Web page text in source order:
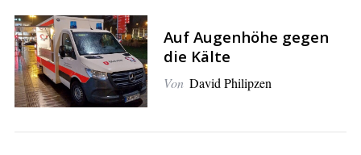
Auf Augenhöhe gegen
die Kälte
Von David Philipzen